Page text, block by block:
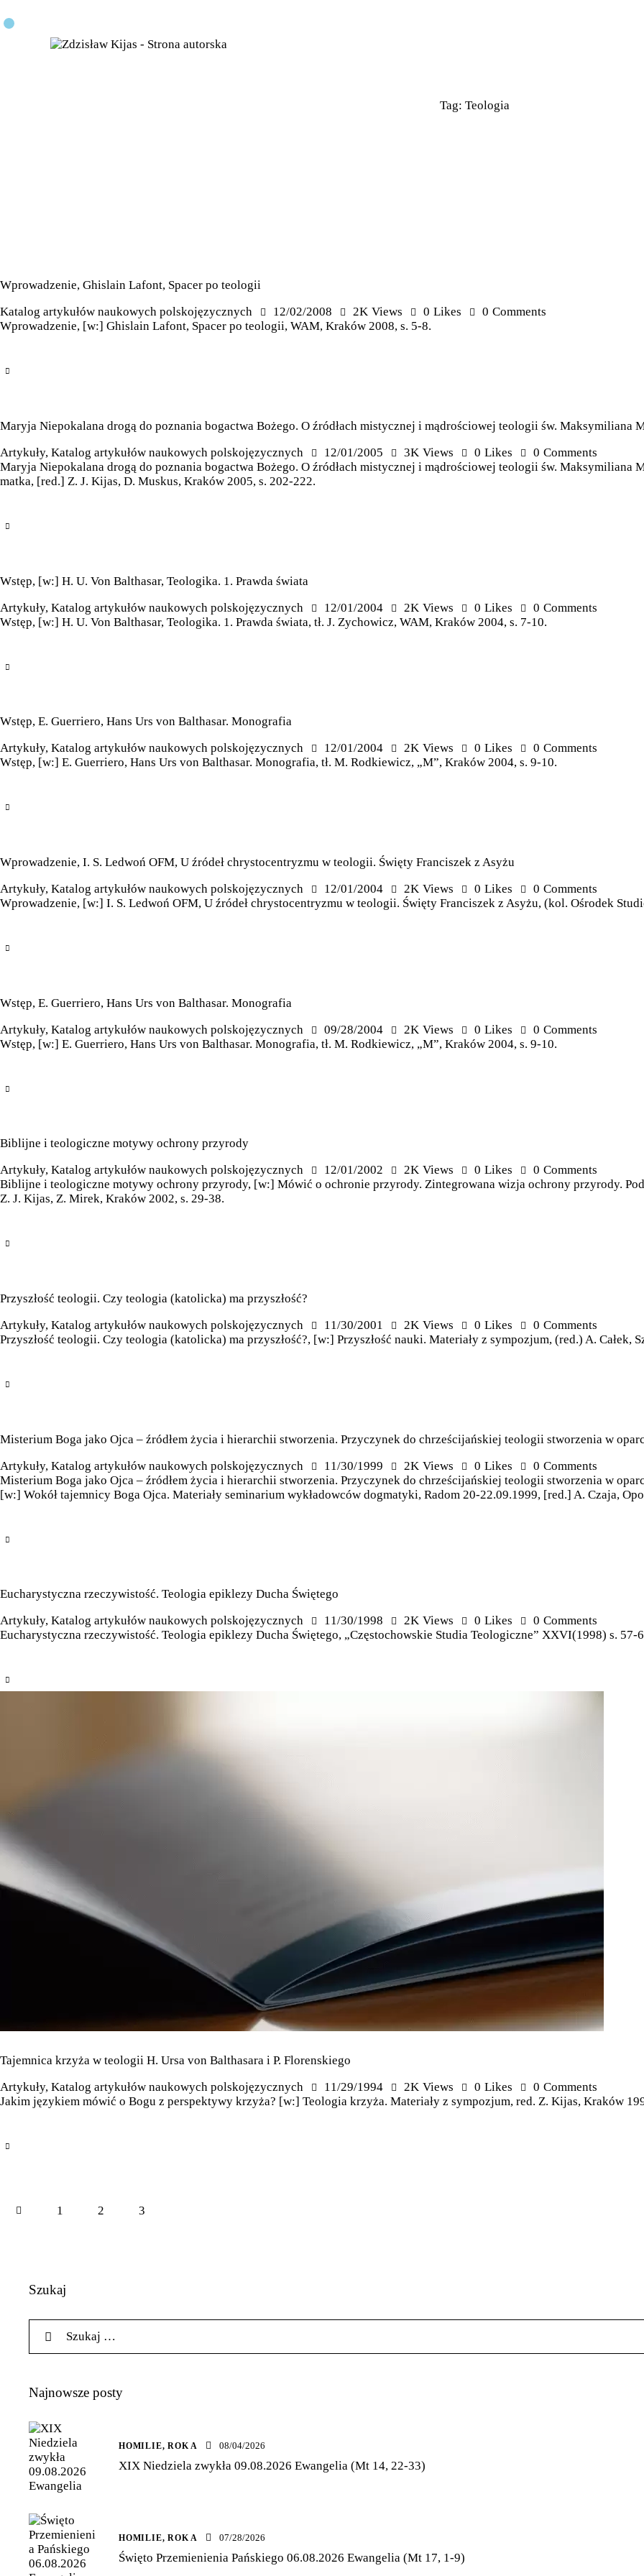
Tag: Teologia
Wprowadzenie, Ghislain Lafont, Spacer po teologii
Katalog artykułów naukowych polskojęzycznych
12/02/2008 2K Views 0 Likes 0 Comments
Wprowadzenie, [w:] Ghislain Lafont, Spacer po teologii, WAM, Kraków 2008, s. 5-8.
Maryja Niepokalana drogą do poznania bogactwa Bożego. O źródłach mistycznej i mądrościowej teologii św. Maksymiliana
Artykuły, Katalog artykułów naukowych polskojęzycznych 12/01/2005 3K Views 0 Likes 0 Comments
Maryja Niepokalana drogą do poznania bogactwa Bożego. O źródłach mistycznej i mądrościowej teologii św.
matka, [red.] Z. J. Kijas, D. Muskus, Kraków 2005, s. 202-222.
Wstęp, [w:] H. U. Von Balthasar, Teologika. 1. Prawda świata
Artykuły, Katalog artykułów naukowych polskojęzycznych 12/01/2004 2K Views 0 Likes 0 Comments
Wstęp, [w:] H. U. Von Balthasar, Teologika. 1. Prawda świata, tł. J. Zychowicz, WAM, Kraków 2004, s. 7-10.
Wstęp, E. Guerriero, Hans Urs von Balthasar. Monografia
Artykuły, Katalog artykułów naukowych polskojęzycznych 12/01/2004 2K Views 0 Likes 0 Comments
Wstęp, [w:] E. Guerriero, Hans Urs von Balthasar. Monografia, tł. M. Rodkiewicz, „M”, Kraków 2004, s. 9-10.
Wprowadzenie, I. S. Ledwoń OFM, U źródeł chrystocentryzmu w teologii. Święty Franciszek z Asyżu
Artykuły, Katalog artykułów naukowych polskojęzycznych 12/01/2004 2K Views 0 Likes 0 Comments
Wprowadzenie, [w:] I. S. Ledwoń OFM, U źródeł chrystocentryzmu w teologii. Święty Franciszek z Asyżu, (kol. Ośrodek
Wstęp, E. Guerriero, Hans Urs von Balthasar. Monografia
Artykuły, Katalog artykułów naukowych polskojęzycznych 09/28/2004 2K Views 0 Likes 0 Comments
Wstęp, [w:] E. Guerriero, Hans Urs von Balthasar. Monografia, tł. M. Rodkiewicz, „M”, Kraków 2004, s. 9-10.
Biblijne i teologiczne motywy ochrony przyrody
Artykuły, Katalog artykułów naukowych polskojęzycznych 12/01/2002 2K Views 0 Likes 0 Comments
Biblijne i teologiczne motywy ochrony przyrody, [w:] Mówić o ochronie przyrody. Zintegrowana wizja ochrony przyrody.
Z. J. Kijas, Z. Mirek, Kraków 2002, s. 29-38.
Przyszłość teologii. Czy teologia (katolicka) ma przyszłość?
Artykuły, Katalog artykułów naukowych polskojęzycznych 11/30/2001 2K Views 0 Likes 0 Comments
Przyszłość teologii. Czy teologia (katolicka) ma przyszłość?, [w:] Przyszłość nauki. Materiały z sympozjum, (red.) A. Całek,
Misterium Boga jako Ojca – źródłem życia i hierarchii stworzenia. Przyczynek do chrześcijańskiej teologii stworzenia w
Artykuły, Katalog artykułów naukowych polskojęzycznych 11/30/1999 2K Views 0 Likes 0 Comments
Misterium Boga jako Ojca – źródłem życia i hierarchii stworzenia. Przyczynek do chrześcijańskiej teologii stworzenia w
[w:] Wokół tajemnicy Boga Ojca. Materiały seminarium wykładowców dogmatyki, Radom 20-22.09.1999, [red.] A. Czaja,
Eucharystyczna rzeczywistość. Teologia epiklezy Ducha Świętego
Artykuły, Katalog artykułów naukowych polskojęzycznych 11/30/1998 2K Views 0 Likes 0 Comments
Eucharystyczna rzeczywistość. Teologia epiklezy Ducha Świętego, „Częstochowskie Studia Teologiczne” XXVI(1998) s. 57-
Tajemnica krzyża w teologii H. Ursa von Balthasara i P. Florenskiego
Artykuły, Katalog artykułów naukowych polskojęzycznych 11/29/1994 2K Views 0 Likes 0 Comments
Jakim językiem mówić o Bogu z perspektywy krzyża? [w:] Teologia krzyża. Materiały z sympozjum, red. Z. Kijas, Kraków
1 2 3
Szukaj
Najnowsze posty
HOMILIE,ROK A 08/04/2026
XIX Niedziela zwykła 09.08.2026 Ewangelia (Mt 14, 22-33)
HOMILIE,ROK A 07/28/2026
Święto Przemienienia Pańskiego 06.08.2026 Ewangelia (Mt 17, 1-9)